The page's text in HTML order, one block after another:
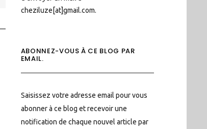
cheziluze[at]gmail.com.
ABONNEZ-VOUS À CE BLOG PAR
EMAIL.
Saisissez votre adresse email pour vous
abonner à ce blog et recevoir une
notification de chaque nouvel article par